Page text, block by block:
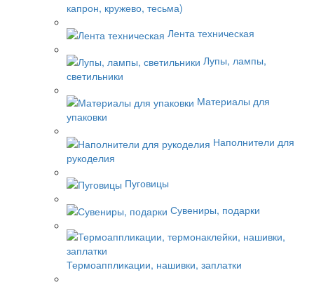
капрон, кружево, тесьма)
Лента техническая
Лупы, лампы,
светильники
Материалы для
упаковки
Наполнители для
рукоделия
Пуговицы
Сувениры, подарки
Термоаппликации, нашивки, заплатки